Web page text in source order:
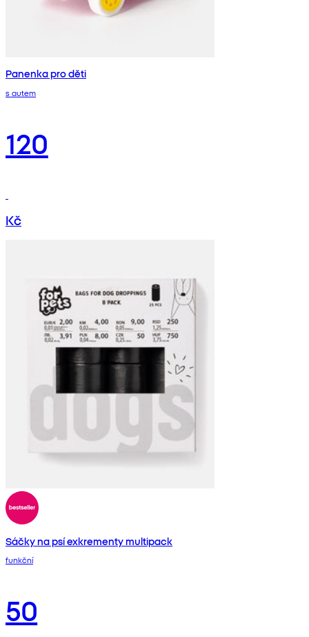
Panenka pro děti
s autem
120
Kč
Sáčky na psí exkrementy multipack
funkční
50